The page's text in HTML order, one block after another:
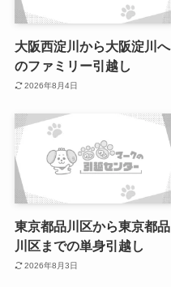
大阪西淀川から大阪淀川へ
のファミリー引越し
2026年8月4日
東京都品川区から東京都品
川区までの単身引越し
2026年8月3日